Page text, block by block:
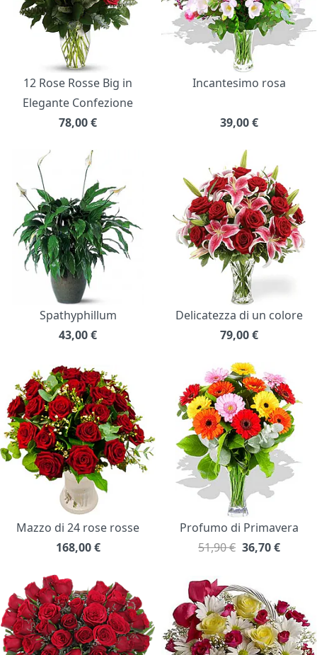
12 Rose Rosse Big in
Elegante Confezione
78,00€
Incantesimo rosa
39,00€
Spathyphillum
43,00€
Delicatezza di un colore
79,00€
Mazzo di 24 rose rosse
168,00 €
Profumo di Primavera
51,90 € 36,70€